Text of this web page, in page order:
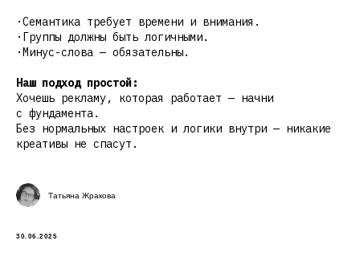
·Семантика требует времени и внимания.
·Группы должны быть логичными.
·Минус-слова — обязательны.
Наш подход простой:
Хочешь рекламу, которая работает — начни
с фундамента.
Без нормальных настроек и логики внутри — никакие
креативы не спасут.
Татьяна Жракова
30.06.2025